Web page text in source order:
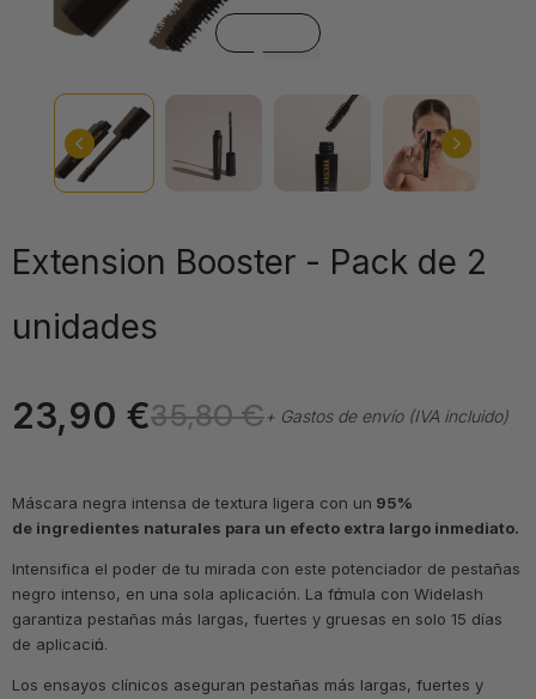
Extension Booster - Pack de 2
unidades
23,90 €35,80 €+ Gastos de envío (IVA incluido)
Máscara negra intensa de textura ligera con un 95%
de ingredientes naturales para un efecto extra largo inmediato.
Intensifica el poder de tu mirada con este potenciador de pestañas
negro intenso, en una sola aplicación. La fόrmula con Widelash
garantiza pestañas más largas, fuertes y gruesas en solo 15 días
de aplicaciόn.
Los ensayos clínicos aseguran pestañas más largas, fuertes y